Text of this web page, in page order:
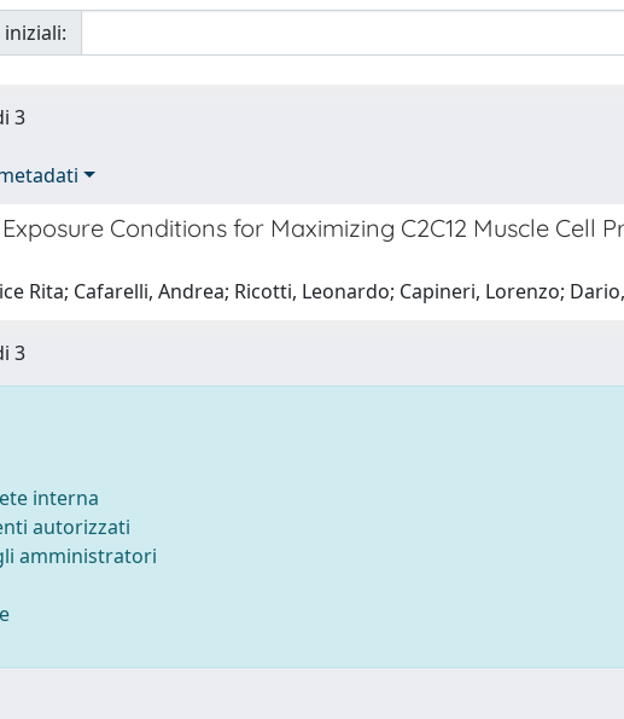
3
Conditions for Maximizing C2C12 Muscle Cell
Rita; Cafarelli, Andrea; Ricotti, Leonardo; Capineri, Lorenzo;
3
interna
autorizzati
amministratori